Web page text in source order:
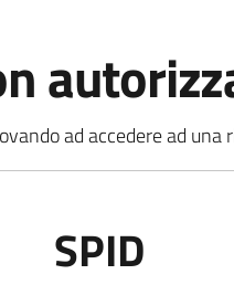
ad accedere ad
SPID